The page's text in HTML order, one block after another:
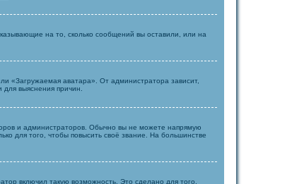
на то, сколько сообщений вы оставили, или на
«Загружаемая аватара». От администратора зависит,
выяснения причин.
и администраторов. Обычно вы не можете напрямую
для того, чтобы повысить своё звание. На большинстве
включил такую возможность. Это сделано для того,